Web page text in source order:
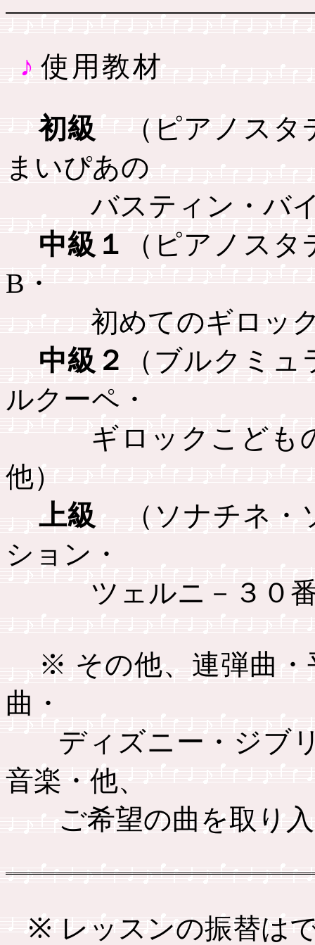
♪ 使用教材
初級
（ピアノス
まいぴあの
バスティン・バ
中級１
（ピアノス
B ・
初めてのギロッ
中級２
（ブルクミ
ルクーペ・
ギロックこども
他）
上級
（ソナチネ
ション・
ツェルニ－３０
※ その他、連弾曲・
曲・
ディズニー・ジブ
音楽・他、
ご希望の曲を取り
※ レッスンの振替は